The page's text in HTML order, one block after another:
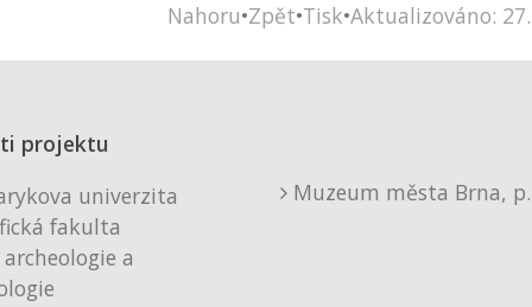
Nahoru•Zpět•Tisk•Aktualizováno:
projektu
univerzita
fakulta
a
Muzeum města Brna,